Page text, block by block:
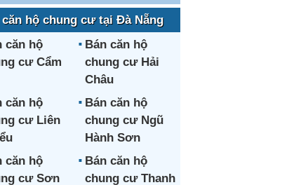
căn hộ chung cư tại Đà Nẵng
căn hộ
cư Cẩm
Bán căn hộ
chung cư Hải
Châu
căn hộ
cư Liên
Bán căn hộ
chung cư Ngũ
Hành Sơn
căn hộ
cư Sơn
Bán căn hộ
chung cư Thanh